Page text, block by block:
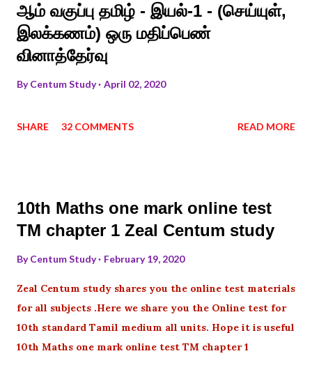
ஆம் வகுப்பு தமிழ் - இயல்-1 - (செய்யுள்,
இலக்கணம்) ஒரு மதிப்பெண்
வினாத்தேர்வு
ByCentum Study April 02, 2020
SHARE 32 COMMENTS READ MORE
10th Maths one mark online test
TM chapter 1 Zeal Centum study
ByCentum Study February 19, 2020
Zeal Centum study shares you the online test materials
for all subjects .Here we share you the Online test for
10th standard Tamil medium all units. Hope it is useful
10th Maths one mark online test TM chapter 1